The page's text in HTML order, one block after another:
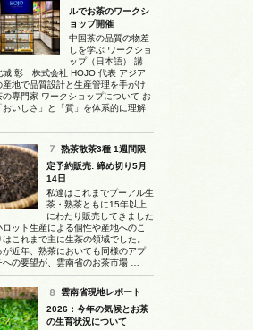
ルでお茶のワークシ
ョップ開催
中国茶の品質の物差
しを学ぶ ワークショ
ップ（日本語） 講
彰 株式会社 HOJO 代表 アジア
産地で品質設計と生産管理を手がけ
の専門家 ワークショップについて お
おいしさ」と「質」を体系的に理解
熟茶散茶3種 1週間限
定予約販売: 締め切り5月
14日
私達はこれまでプーアル生
茶・熟茶ともに15年以上
にわたり販売してきました
ロット生産による個性や産地へのこ
はこれまで主に生茶の領域でした。
が近年、熟茶においても同様のアプ
への要望が、雲南省のお茶市場 …
雲南省現地レポート
2026：今年の気候とお茶
の生育状況について